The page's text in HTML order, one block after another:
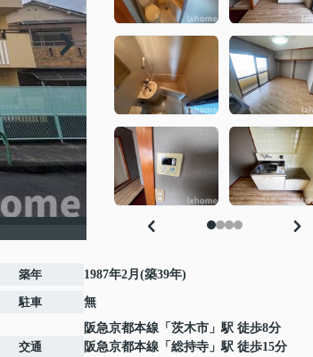
築年 1987年2月(築39年)
駐車 無
交通
阪急京都本線 「 茨木市 」駅 徒歩8分
阪急京都本線 「 総持寺 」駅 徒歩15分